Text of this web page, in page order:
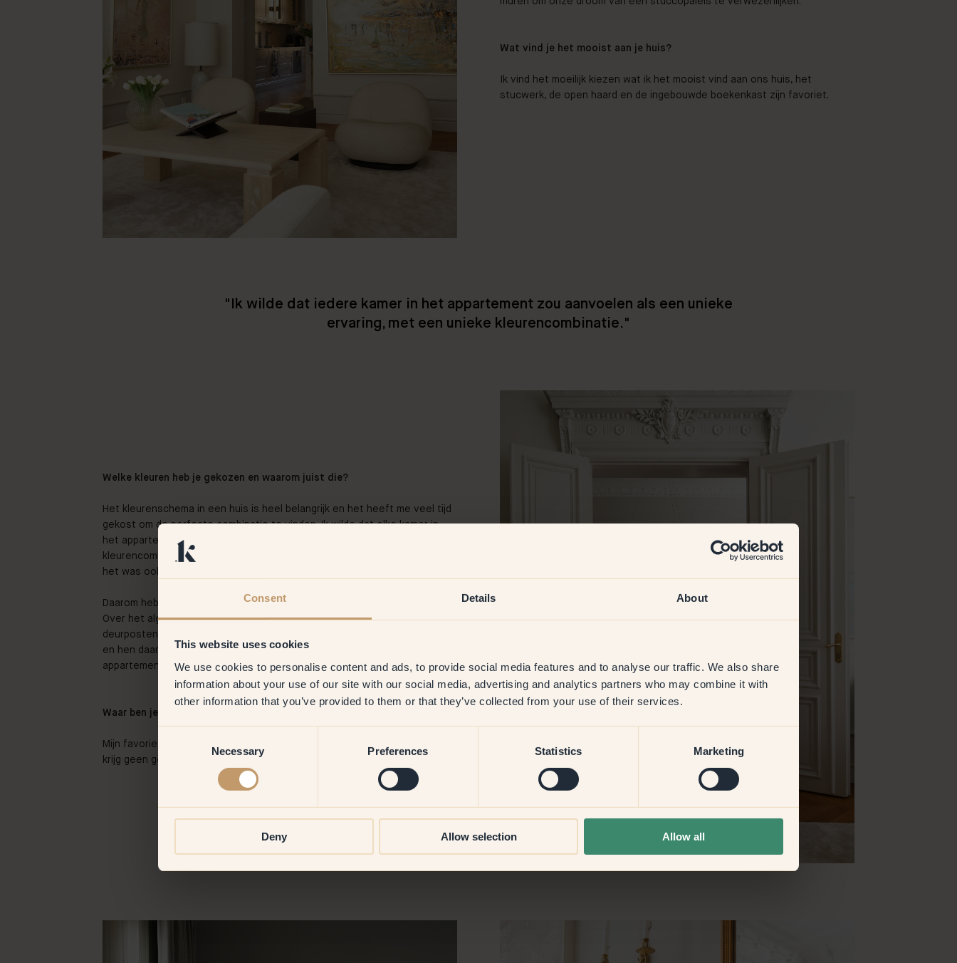
Consent Details About
This website uses cookies
We use cookies to personalise content and ads, to provide social media features and to analyse our traffic. We also share
information about your use of our site with our social media, advertising and analytics partners who may combine it with
other information that you’ve provided to them or that they’ve collected from your use of their services.
Necessary Preferences Statistics Marketing
Deny Allow selection Allow all
Wat vind je het mooist aan je huis?
Ik vind het moeilijk kiezen wat ik het mooist vind aan ons huis, het
stucwerk, de open haard en de ingebouwde boekenkast zijn favoriet.
"Ik wilde dat iedere kamer in het appartement zou aanvoelen als een unieke
ervaring, met een unieke kleurencombinatie."
Welke kleuren heb je gekozen en waarom juist die?
Het kleurenschema in een huis is heel belangrijk en het heeft me veel tijd
gekost om de perfecte combinatie te vinden. Ik wilde dat elke kamer in
het appartement een unieke ervaring zou zijn, met een unieke
kleurencombinatie. Dit is iets wat ik heb gezien en ervaren in kastelen en
het was ook hoe mensen vroeger over architectuur dachten.
Daarom heb ik gekozen voor verschillende kleuren in verschillende kamers.
Over het algemeen is het gebruikelijk om een witte verf te kiezen voor
deurposten, plinten en kroonlijsten, maar ik wilde iets binzonders creëren
en hen daarom gekozen voor een donkerder grijs dat in het hele
appartement terugkomt.
Waar ben je het meest tevreden over?
Mijn favoriete ruimte is de woonkamer. De lichtinval daar is geweldig en ik
krijg geen genoeg van de de ellips op het plafond.